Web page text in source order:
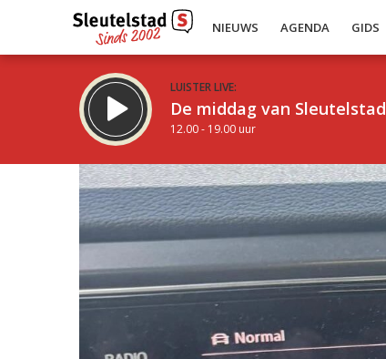
NIEUWS AGENDA GIDS
LUISTER LIVE:
De middag van Sleutelstad
12.00 - 19.00 uur